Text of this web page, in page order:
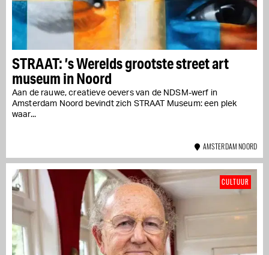
STRAAT: ’s Werelds grootste street art
museum in Noord
Aan de rauwe, creatieve oevers van de NDSM-werf in
Amsterdam Noord bevindt zich STRAAT Museum: een plek
waar...
AMSTERDAM NOORD
CULTUUR